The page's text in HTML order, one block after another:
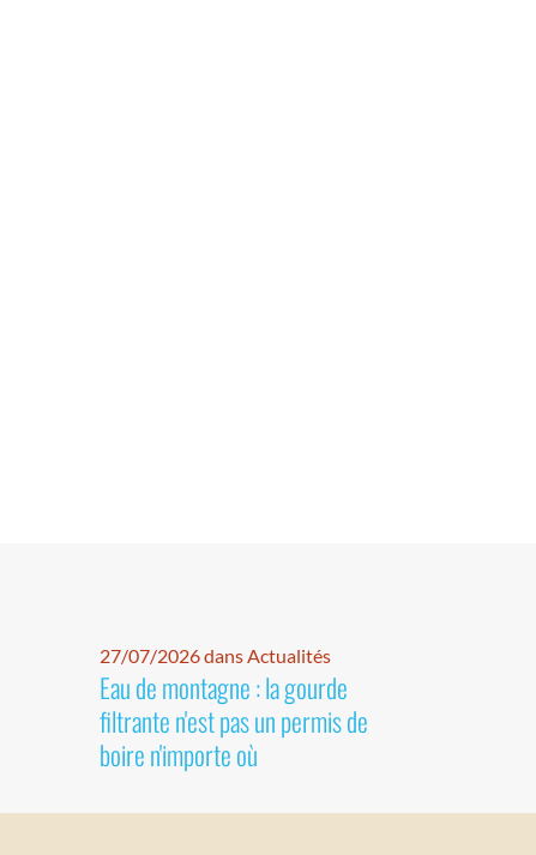
27/07/2026 dans Actualités
Eau de montagne : la gourde
filtrante n'est pas un permis de
boire n'importe où